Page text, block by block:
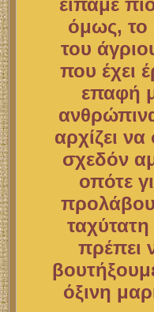
είπαμε
όμως, το
του
που έχει
επαφή
αρχίζει να
σχεδόν
οπότε
πρέπει
όξινη